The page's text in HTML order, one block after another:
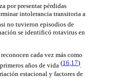
por presentar pérdidas
intolerancia transitoria a
no tuvieron episodios de
se identificó rotavirus en
cada vez más como
años de vida (16,17).
estacional y factores de